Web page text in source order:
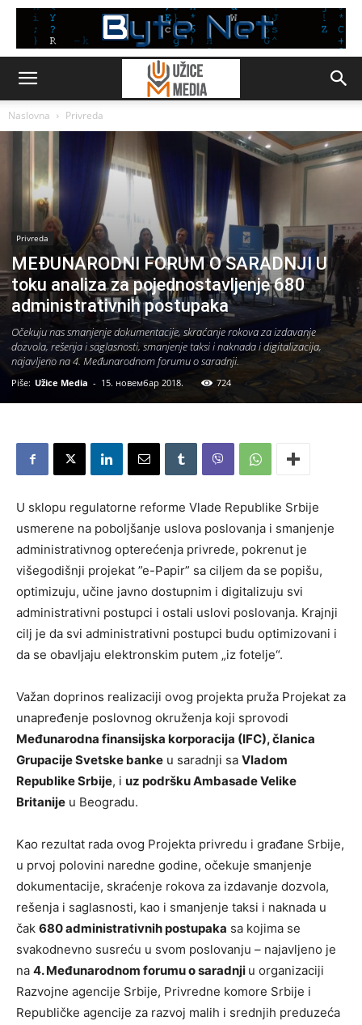
Naslovna Privreda
Privreda
MEĐUNARODNI FORUM O SARADNJI U
toku analiza za pojednostavljenje 680
administrativnih postupaka
Očekuju nas smanjenje dokumentacije, skraćanje rokova za izdavanje
dozvola, rešenja i saglasnosti, smanjenje taksi i naknada i digitalizacija,
najavljeno na 4. Međunarodnom forumu o saradnji.
Piše: Užice Media - 15. новембар 2018. 724
U sklopu regulatorne reforme Vlade Republike Srbije
usmerene na poboljšanje uslova poslovanja i smanjenje
administrativnog opterećenja privrede, pokrenut je
višegodišnji projekat ”e-Papir” sa ciljem da se popišu,
optimizuju, učine javno dostupnim i digitalizuju svi
administrativni postupci i ostali uslovi poslovanja. Krajnji
cilj je da svi administrativni postupci budu optimizovani i
da se obavljaju elektronskim putem „iz fotelje“.
Važan doprinos realizaciji ovog projekta pruža Projekat za
unapređenje poslovnog okruženja koji sprovodi
Međunarodna finansijska korporacija (IFC), članica
Grupacije Svetske banke u saradnji sa Vladom
Republike Srbije, i uz podršku Ambasade Velike
Britanije u Beogradu.
Kao rezultat rada ovog Projekta privredu i građane Srbije,
u prvoj polovini naredne godine, očekuje smanjenje
dokumentacije, skraćenje rokova za izdavanje dozvola,
rešenja i saglasnosti, kao i smanjenje taksi i naknada u
čak 680 administrativnih postupaka sa kojima se
svakodnevno susreću u svom poslovanju – najavljeno je
na 4. Međunarodnom forumu o saradnji u organizaciji
Razvojne agencije Srbije, Privredne komore Srbije i
Republičke agencije za razvoj malih i srednjih preduzeća